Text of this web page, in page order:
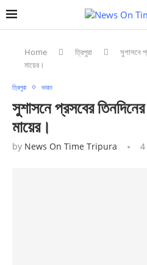
Home ত্রিপুরা
সুশাসনে
মায়ের।
ত্রিপুরা ভারত
সুশাসনে প্রসবের
মায়ের।
by News On Time Tripura